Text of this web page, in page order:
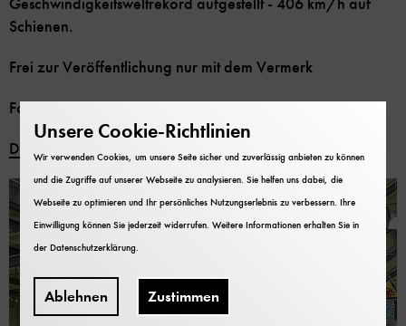
Schienen.
Frei zur Veröffentlichung nur mit dem Vermerk
Foto: Deutsches Museum
Download
Unsere Cookie-Richtlinien
Wir verwenden Cookies, um unsere Seite sicher und zuverlässig anbieten zu können
und die Zugriffe auf unserer Webseite zu analysieren. Sie helfen uns dabei, die
Webseite zu optimieren und Ihr persönliches Nutzungserlebnis zu verbessern. Ihre
Einwilligung können Sie jederzeit widerrufen. Weitere Informationen erhalten Sie in
derDatenschutzerklärung
Ablehnen Zustimmen